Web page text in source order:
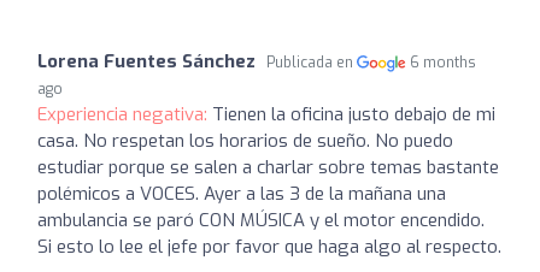
Lorena Fuentes Sánchez Publicada en
6 months
ago
Experiencia negativa: Tienen la oficina justo debajo de mi
casa. No respetan los horarios de sueño. No puedo
estudiar porque se salen a charlar sobre temas bastante
polémicos a VOCES. Ayer a las 3 de la mañana una
ambulancia se paró CON MÚSICA y el motor encendido.
Si esto lo lee el jefe por favor que haga algo al respecto.